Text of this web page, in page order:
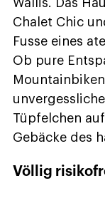
Wallis. Das
Chalet Chic
Fusse eines
Ob pure
Tüpfelchen
Gebäcke des
Völlig